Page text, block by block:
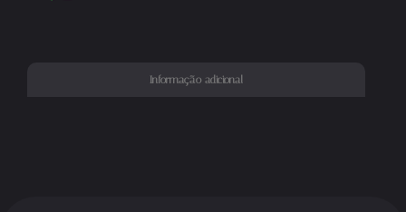
Informação adicional